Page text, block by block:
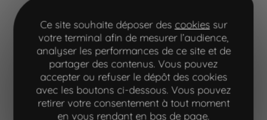
Une analyse réalisée à la fois sur desktop et
mobile pour correspondre aux usages en
matière de device utilisés.
Cet audit a démontré de très bonnes
performances vs les standards et a permis
d’identifier des axes d’amélioration qui ont été
investis avant une livraison finale du site pour
mise en ligne.
Ce site souhaite déposer des cookies sur
votre terminal afin de mesurer l’audience,
analyser les performances de ce site et de
partager des contenus. Vous pouvez
accepter ou refuser le dépôt des cookies
avec les boutons ci-dessous. Vous pouvez
retirer votre consentement à tout moment
en vous rendant en bas de page.